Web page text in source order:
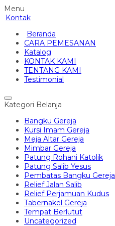
Menu
Kontak
Beranda
CARA PEMESANAN
Katalog
KONTAK KAMI
TENTANG KAMI
Testimonial
Kategori Belanja
Bangku Gereja
Kursi Imam Gereja
Meja Altar Gereja
Mimbar Gereja
Patung Rohani Katolik
Patung Salib Yesus
Pembatas Bangku Gereja
Relief Jalan Salib
Relief Perjamuan Kudus
Tabernakel Gereja
Tempat Berlutut
Uncategorized